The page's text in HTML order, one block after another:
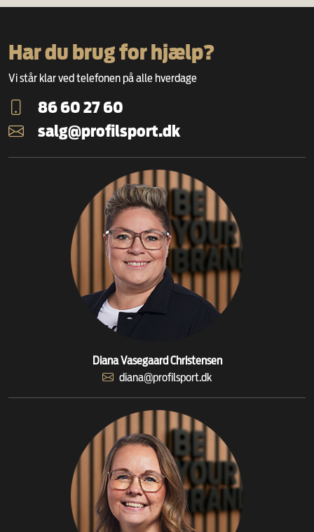
Har du brug for hjælp?
Vi står klar ved telefonen på alle hverdage
86 60 27 60
salg@profilsport.dk
Diana Vasegaard Christensen
diana@profilsport.dk